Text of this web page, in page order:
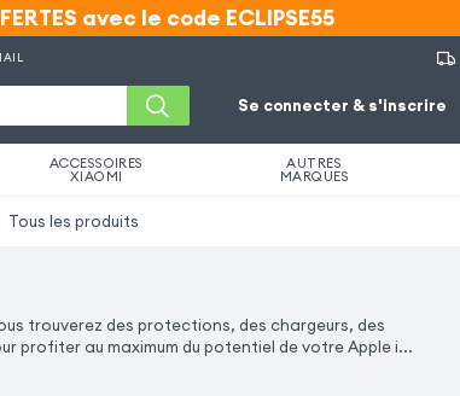
avec le code ECLIPSE55
avec le code ECLIPSE55
Se connecter & s'inscrire
ACCESSOIRES
XIAOMI
AUTRES
MARQUES
Tous les produits
trouverez des protections, des chargeurs, des
profiter au maximum du potentiel de votre Apple i...